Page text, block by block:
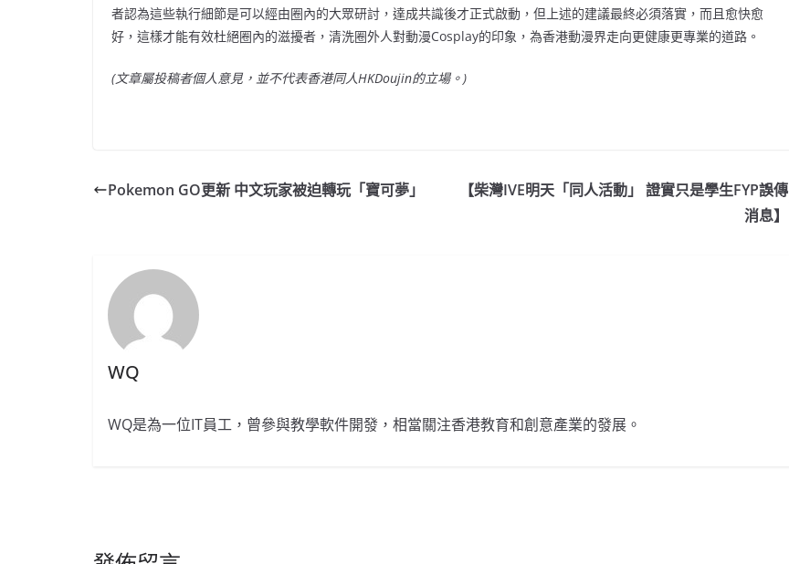
者認為這些執行細節是可以經由圈內的大眾研討，達成共識後才正式啟動，但上述的建議最終必須落實，而且愈快愈
好，這樣才能有效杜絕圈內的滋擾者，清洗圈外人對動漫Cosplay的印象，為香港動漫界走向更健康更專業的道路。
(文章屬投稿者個人意見，並不代表香港同人HKDoujin的立場。)
Pokemon GO更新 中文玩家被迫轉玩「寶可夢」
【柴灣IVE明天「同人活動」 證實只是學生FYP誤傳
消息】
WQ
WQ是為一位IT員工，曾參與教學軟件開發，相當關注香港教育和創意產業的發展。